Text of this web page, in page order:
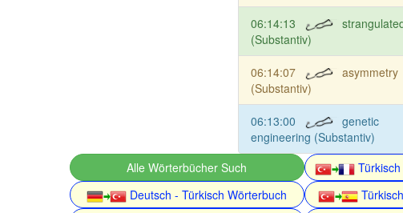
06:14:13
(Substantiv)
06:14:07
asymmetry
(Substantiv)
06:13:00
genetic
engineering (Substantiv)
Alle Wörterbücher Such Türkisch
Deutsch - Türkisch Wörterbuch